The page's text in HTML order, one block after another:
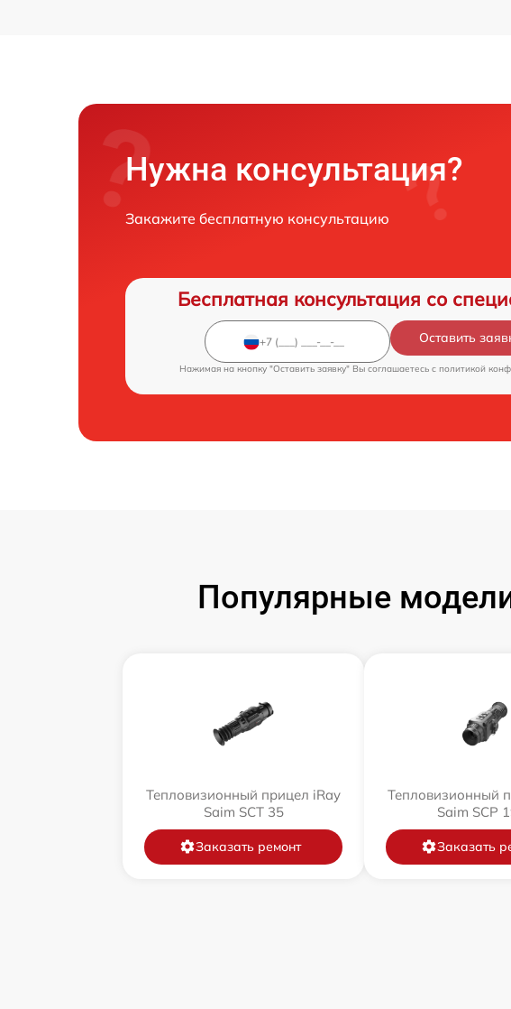
Нужна консультация?
Закажите бесплатную консультацию
Бесплатная консультация со
Оставить
Нажимая на кнопку "Оставить заявку" Вы соглашаетесь c политикой
Популярные
Тепловизионный прицел iRay
Saim SCT 35
Заказать ремонт
Тепловизионный
Saim SCP
Заказать